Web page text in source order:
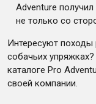
Adventure
не только со
Интересуют походы
собачьих
каталоге Pro
своей компании.